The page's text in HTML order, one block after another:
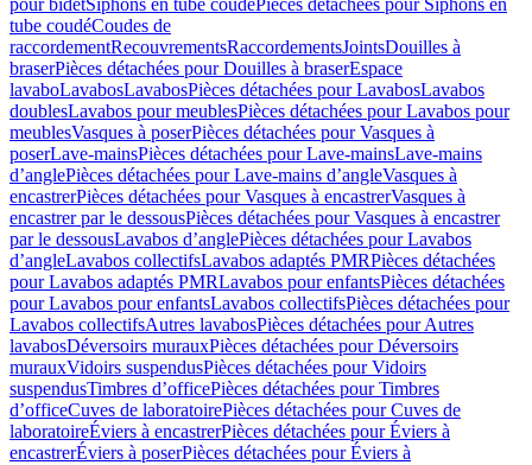
pour bidetSiphons en tube coudéPièces détachées pour Siphons en
tube coudéCoudes de
raccordementRecouvrementsRaccordementsJointsDouilles à
braserPièces détachées pour Douilles à braserEspace
lavaboLavabosLavabosPièces détachées pour LavabosLavabos
doublesLavabos pour meublesPièces détachées pour Lavabos pour
meublesVasques à poserPièces détachées pour Vasques à
poserLave-mainsPièces détachées pour Lave-mainsLave-mains
d’anglePièces détachées pour Lave-mains d’angleVasques à
encastrerPièces détachées pour Vasques à encastrerVasques à
encastrer par le dessousPièces détachées pour Vasques à encastrer
par le dessousLavabos d’anglePièces détachées pour Lavabos
d’angleLavabos collectifsLavabos adaptés PMRPièces détachées
pour Lavabos adaptés PMRLavabos pour enfantsPièces détachées
pour Lavabos pour enfantsLavabos collectifsPièces détachées pour
Lavabos collectifsAutres lavabosPièces détachées pour Autres
lavabosDéversoirs murauxPièces détachées pour Déversoirs
murauxVidoirs suspendusPièces détachées pour Vidoirs
suspendusTimbres dʼofficePièces détachées pour Timbres
dʼofficeCuves de laboratoirePièces détachées pour Cuves de
laboratoireÉviers à encastrerPièces détachées pour Éviers à
encastrerÉviers à poserPièces détachées pour Éviers à